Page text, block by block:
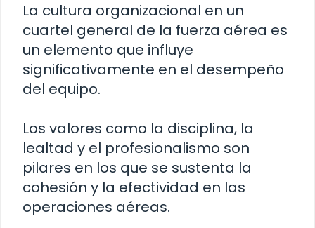
La cultura organizacional en un
cuartel general de la fuerza aérea es
un elemento que influye
significativamente en el desempeño
del equipo.
Los valores como la disciplina, la
lealtad y el profesionalismo son
pilares en los que se sustenta la
cohesión y la efectividad en las
operaciones aéreas.